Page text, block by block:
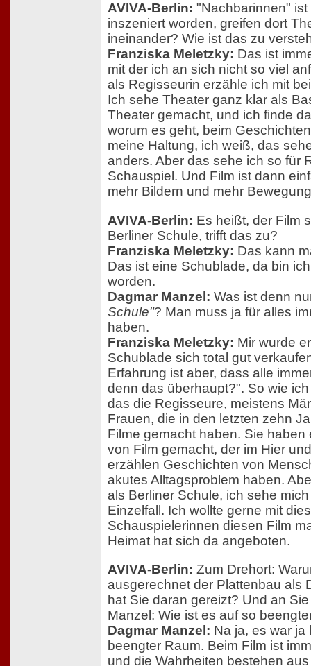
AVIVA-Berlin: "Nachbarinnen"
inszeniert worden, greifen dort
ineinander? Wie ist das zu
Franziska Meletzky: Das ist
mit der ich an sich nicht so viel
als Regisseurin erzähle ich mit
Ich sehe Theater ganz klar als
Theater gemacht, und ich finde
worum es geht, beim
meine Haltung, ich weiß, das
anders. Aber das sehe ich so für
Schauspiel. Und Film ist dann
mehr Bildern und mehr
AVIVA-Berlin: Es heißt, der Film
Berliner Schule, trifft das zu?
Franziska Meletzky: Das kann
Das ist eine Schublade, da bin
worden.
Dagmar Manzel: Was ist denn
Schule"? Man muss ja für alles
haben.
Franziska Meletzky: Mir wurde
Schublade sich total gut
Erfahrung ist aber, dass alle
denn das überhaupt?". So wie
das die Regisseure, meistens
Frauen, die in den letzten zehn
Filme gemacht haben. Sie haben
von Film gemacht, der im Hier
erzählen Geschichten von
akutes Alltagsproblem haben.
als Berliner Schule, ich sehe
Einzelfall. Ich wollte gerne mit
Schauspielerinnen diesen Film
Heimat hat sich da angeboten.
AVIVA-Berlin: Zum Drehort:
ausgerechnet der Plattenbau als
hat Sie daran gereizt? Und an
Manzel: Wie ist es auf so
Dagmar Manzel: Na ja, es war ja
beengter Raum. Beim Film ist
und die Wahrheiten bestehen